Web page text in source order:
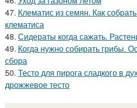
47. Клематис из семян. Как
клематиса
48. Сидераты когда сажать.
49. Когда нужно собирать грибы.
сбора
50. Тесто для пирога сладкого в
дрожжевое тесто